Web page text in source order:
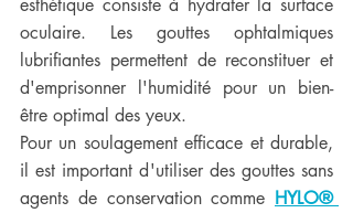
esthétique consiste à hydrater la surface
oculaire. Les gouttes ophtalmiques
lubrifiantes permettent de reconstituer et
d'emprisonner l'humidité pour un bien-
être optimal des yeux.
Pour un soulagement efficace et durable,
il est important d'utiliser des gouttes sans
agents de conservation comme HYLO®